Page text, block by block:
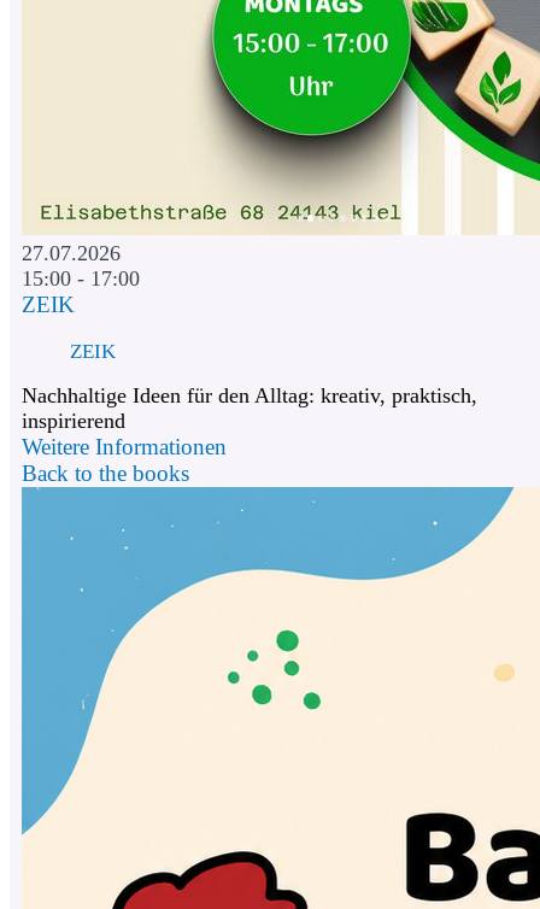
27.07.2026
15:00 - 17:00
ZEIK
ZEIK
Nachhaltige Ideen für den Alltag: kreativ, praktisch,
inspirierend
Weitere Informationen
Back to the books